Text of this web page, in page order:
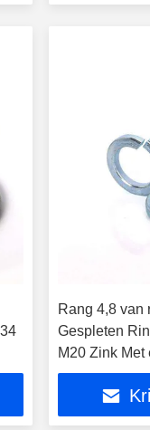
Rang 4,8 van
Gespleten
M20 Zink
Wasmachines